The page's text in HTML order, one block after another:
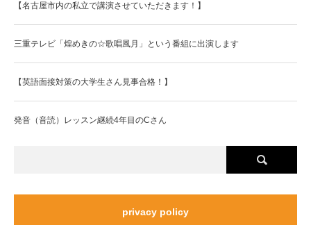
【名古屋市内の私立で講演させていただきます！】
三重テレビ「煌めきの☆歌唱風月」という番組に出演します
【英語面接対策の大学生さん見事合格！】
発音（音読）レッスン継続4年目のCさん
privacy policy